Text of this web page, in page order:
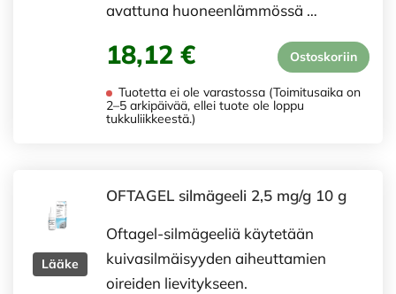
avattuna huoneenlämmössä …
18,12 € Ostoskoriin
Tuotetta ei ole varastossa (Toimitusaika on
2–5 arkipäivää, ellei tuote ole loppu
tukkuliikkeestä.)
Lääke
OFTAGEL silmägeeli 2,5 mg/g 10 g
Oftagel-silmägeeliä käytetään
kuivasilmäisyyden aiheuttamien
oireiden lievitykseen.